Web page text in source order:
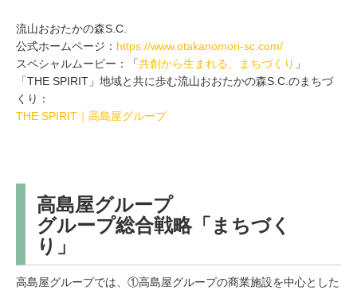
流山おおたかの森S.C.
公式ホームページ： https://www.otakanomori-sc.com/
スペシャルムービー：「共創から生まれる、まちづくり 」
「THE SPIRIT」地域と共に歩む流山おおたかの森S.C.のまちづ
くり：
THE SPIRIT｜高島屋グループ
高島屋グループ
グループ総合戦略「まちづく
り」
高島屋グループでは、①高島屋グループの商業施設を中心とした